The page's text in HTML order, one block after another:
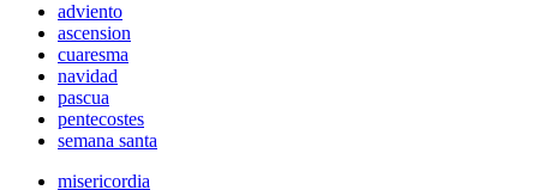
adviento
ascension
cuaresma
navidad
pascua
pentecostes
semana santa
misericordia